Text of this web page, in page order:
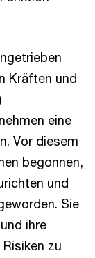
Kräften und
eine
Vor diesem
begonnen,
und
Sie
ihre
zu